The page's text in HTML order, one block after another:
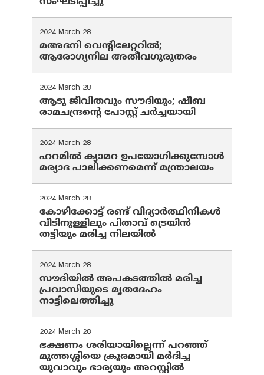
2024 March 28
മഅദനി വെന്റിലേറ്ററിൽ;
ആരോഗ്യനില അതീവഗുരുതരം
2024 March 28
ആടു ജീവിതവും സൗദിയും; ഷീബ
രാമചന്ദ്രന്റെ പോസ്റ്റ് ചര്‍ച്ചയായി
2024 March 28
ഹറമില്‍ ക്യാമറ ഉപയോഗിക്കുമ്പോള്‍
മര്യാദ പാലിക്കണമെന്ന് മന്ത്രാലയം
2024 March 28
കോഴിക്കോട്ട് രണ്ട് വിദ്യാർത്ഥിനികൾ
വീടിനുള്ളിലും പിതാവ് ട്രെയിൻ
തട്ടിയും മരിച്ച നിലയിൽ
2024 March 28
സൗദിയില്‍ അപകടത്തില്‍ മരിച്ച
പ്രവാസിയുടെ മൃതദേഹം
നാട്ടിലെത്തിച്ചു
2024 March 28
ഭക്ഷണം ശരിയായില്ലെന്ന് പറഞ്ഞ്
മുത്തശ്ശിയെ ക്രൂരമായി മര്‍ദിച്ച
യുവാവും ഭാര്യയും അറസ്റ്റില്‍